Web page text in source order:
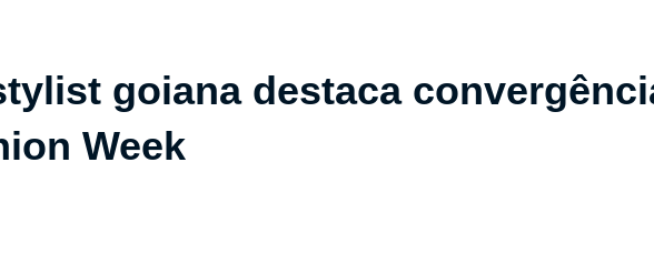
goiana destaca
Week